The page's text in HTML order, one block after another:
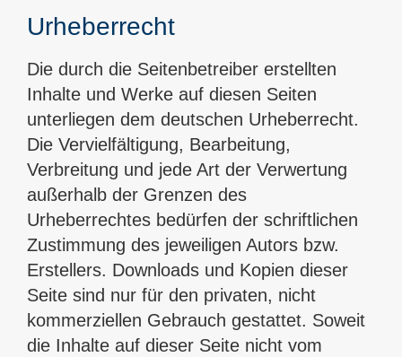
Urheberrecht
Die durch die Seitenbetreiber erstellten
Inhalte und Werke auf diesen Seiten
unterliegen dem deutschen Urheberrecht.
Die Vervielfältigung, Bearbeitung,
Verbreitung und jede Art der Verwertung
außerhalb der Grenzen des
Urheberrechtes bedürfen der schriftlichen
Zustimmung des jeweiligen Autors bzw.
Erstellers. Downloads und Kopien dieser
Seite sind nur für den privaten, nicht
kommerziellen Gebrauch gestattet. Soweit
die Inhalte auf dieser Seite nicht vom